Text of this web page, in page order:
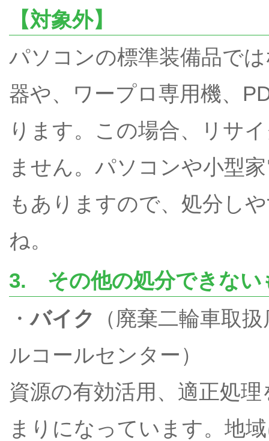
【対象外】
パソコンの標準装備品で
器や、ワープロ専用機、
ります。この場合、リサ
ません。パソコンや小型
もありますので、処分し
ね。
3. その他の処分できない
・バイク
（廃棄二輪車取
ルコールセンター）
資源の有効活用、適正処
まりになっています。地